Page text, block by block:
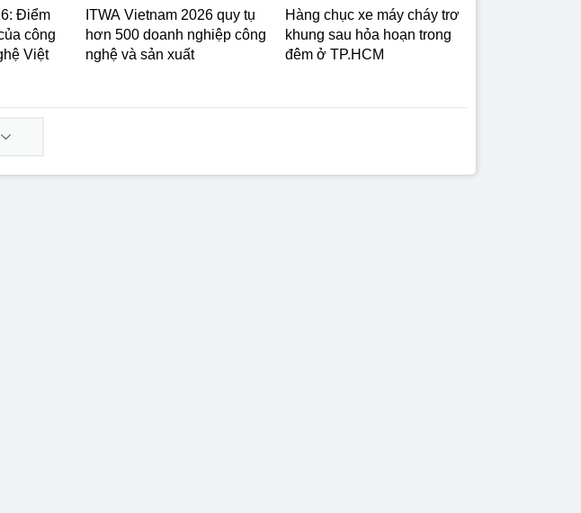
Điểm
công
Việt
ITWA Vietnam 2026 quy tụ
hơn 500 doanh nghiệp công
nghệ và sản xuất
Hàng chục xe máy cháy trơ
khung sau hỏa hoạn trong
đêm ở TP.HCM